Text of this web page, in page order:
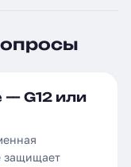
G12 или
защищает